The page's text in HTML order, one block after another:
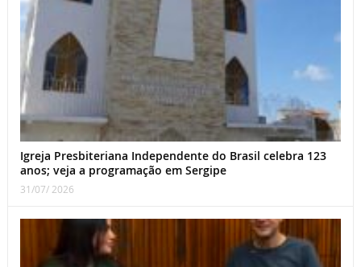
Igreja Presbiteriana Independente do Brasil celebra 123
anos; veja a programação em Sergipe
31/07/ 2026